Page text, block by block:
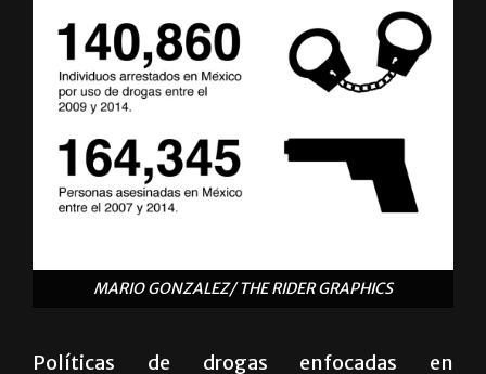
MARIO GONZALEZ/ THE RIDER GRAPHICS
Políticas de drogas enfocadas en